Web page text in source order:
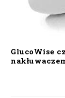
GlucoWise